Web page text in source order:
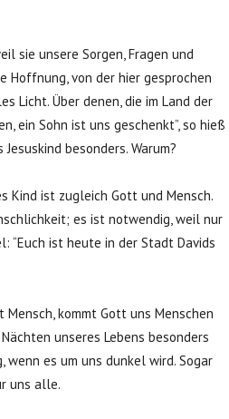
sie unsere Sorgen, Fragen und
Hoffnung, von der hier gesprochen
Licht. Über denen, die im Land der
ein Sohn ist uns geschenkt”, so hieß
besonders. Warum?
Kind ist zugleich Gott und Mensch.
es ist notwendig, weil nur
“Euch ist heute in der Stadt Davids
kommt Gott uns Menschen
unseres Lebens besonders
es um uns dunkel wird. Sogar
uns alle.